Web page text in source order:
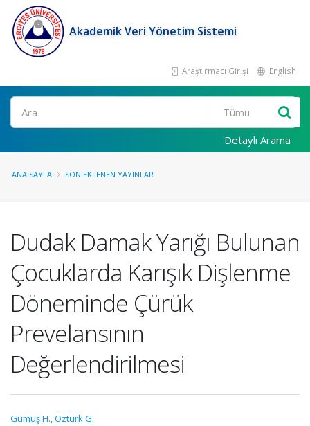
Akademik Veri Yönetim Sistemi
Araştırmacı Girişi English
Ara
Detaylı Arama
ANA SAYFA SON EKLENEN YAYINLAR
Dudak Damak Yarığı Bulunan
Çocuklarda Karışık Dişlenme
Döneminde Çürük
Prevelansının
Değerlendirilmesi
Gümüş H.,Öztürk G.